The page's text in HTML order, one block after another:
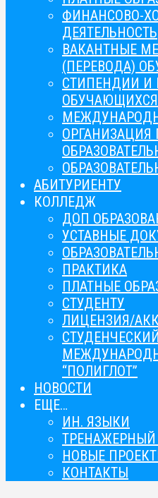
ФИНАНСОВО-
ДЕЯТЕЛЬНОСТЬ
ВАКАНТНЫЕ
(ПЕРЕВОДА)
СТИПЕНДИИ
ОБУЧАЮЩИХСЯ
ОРГАНИЗАЦИЯ
АБИТУРИЕНТУ
КОЛЛЕДЖ
ДОП
УСТАВНЫЕ
ПРАКТИКА
ПЛАТНЫЕ
СТУДЕНТУ
ЛИЦЕНЗИЯ/
“ПОЛИГЛОТ”
НОВОСТИ
ЕЩЕ…
ИН. ЯЗЫКИ
ТРЕНАЖЕРНЫЙ
НОВЫЕ
КОНТАКТЫ